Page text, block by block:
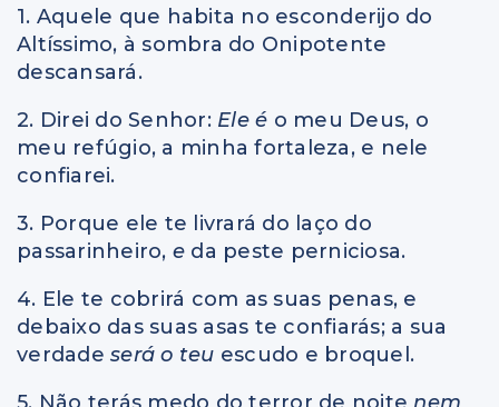
1. Aquele que habita no esconderijo do
Altíssimo, à sombra do Onipotente
descansará.
2. Direi do Senhor: Ele é o meu Deus, o
meu refúgio, a minha fortaleza, e nele
confiarei.
3. Porque ele te livrará do laço do
passarinheiro, e da peste perniciosa.
4. Ele te cobrirá com as suas penas, e
debaixo das suas asas te confiarás; a sua
verdade será o teu escudo e broquel.
5. Não terás medo do terror de noitenem